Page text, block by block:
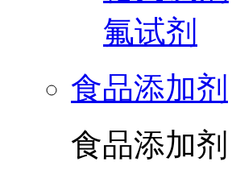
氟试剂
食品添加剂
食品添加剂